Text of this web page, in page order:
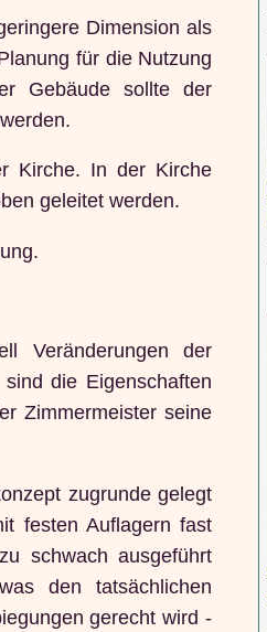
Dimension als
für die Nutzung
Gebäude sollte der
Kirche. In der Kirche
geleitet werden.
Veränderungen der
die Eigenschaften
Zimmermeister seine
zugrunde gelegt
festen Auflagern fast
schwach ausgeführt
den tatsächlichen
gerecht wird -